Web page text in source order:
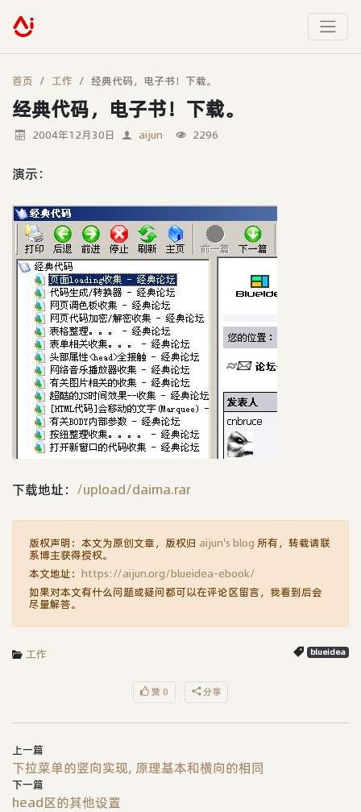
首页 工作 经典代码，电子书！下载。
经典代码，电子书！下载。
2004年12月30日 aijun 2296
演示：
下载地址： /upload/daima.rar
版权声明：本文为原创文章，版权归 aijun's blog 所有，转载请联
系博主获得授权。
本文地址： https://aijun.org/blueidea-ebook/
如果对本文有什么问题或疑问都可以在评论区留言，我看到后会
尽量解答。
工作 blueidea
赞 0 分享
上一篇
下拉菜单的竖向实现, 原理基本和横向的相同
下一篇
head区的其他设置